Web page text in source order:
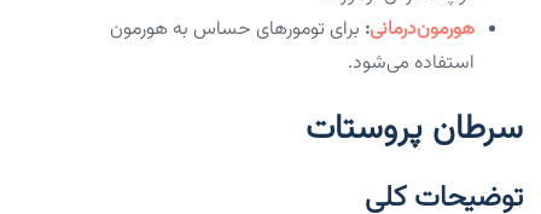
هورمون‌درمانی: برای تومورهای حساس به هورمون
استفاده می‌شود.
سرطان پروستات
توضیحات کلی